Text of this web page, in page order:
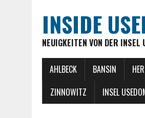
INSIDE
NEUIGKEITEN VON DER INSEL
AHLBECK BANSIN
ZINNOWITZ
INSEL